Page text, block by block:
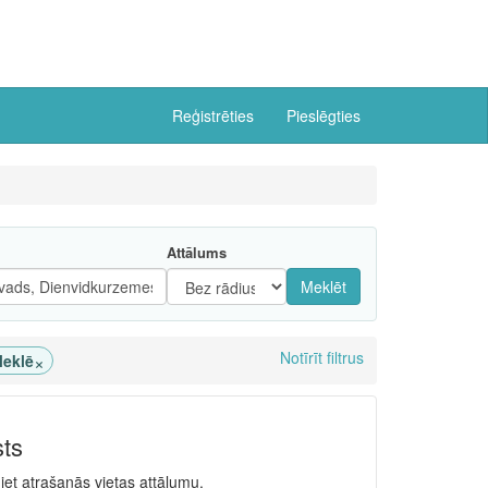
Reģistrēties Pieslēgties
Attālums
Meklēt
× Notīrīt filtrus
atrašanās vietas attālumu.